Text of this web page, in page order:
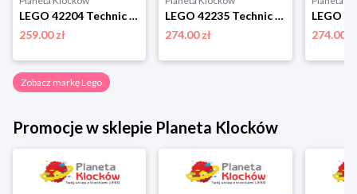
LEGO 42204 Technic Fast and Furious Toyota Supra MK4 Lego
259.00 zł
LEGO 42235 Technic Samochód Ferrari 488 Pista Lego
274.00 zł
274.00 zł
Zobacz markę Lego
Promocje w sklepie Planeta Klocków